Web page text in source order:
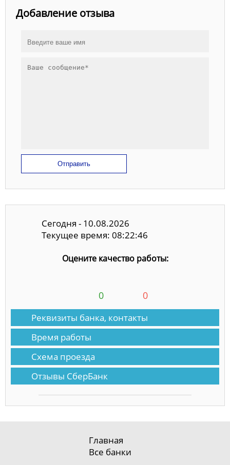
Добавление отзыва
Отправить
Сегодня - 10.08.2026
Текущее время: 08:22:46
Оцените качество работы:
0 0
Реквизиты банка, контакты
Время работы
Схема проезда
Отзывы СберБанк
Главная
Все банки